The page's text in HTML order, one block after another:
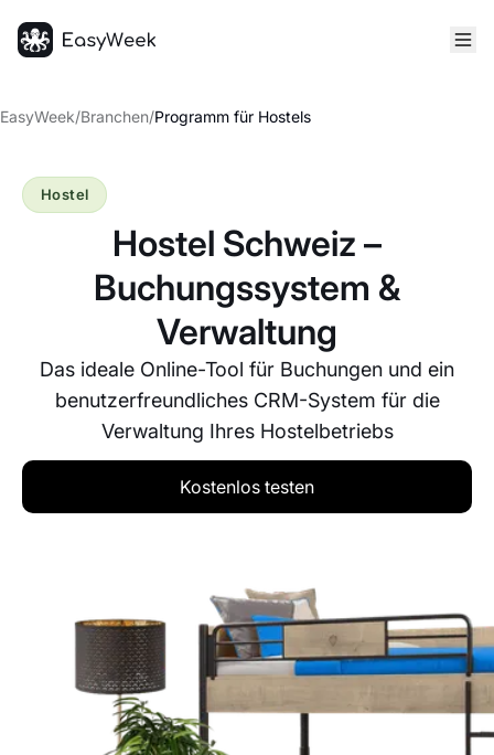
EasyWeek/Branchen/Programm für Hostels
Hostel Schweiz –
Buchungssystem &
Verwaltung
Das ideale Online-Tool für Buchungen und ein
benutzerfreundliches CRM-System für die
Verwaltung Ihres Hostelbetriebs
Hostel
Kostenlos testen